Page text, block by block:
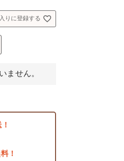
りに登録する
ません。
！